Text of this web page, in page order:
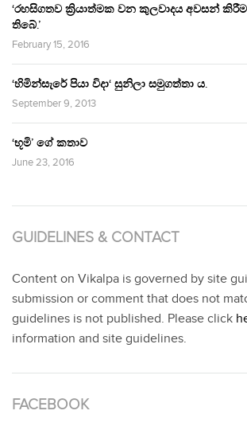
‘රහසිගතව ක්‍රියාත්මක වන කුලවාදය අවසන්
තිබේ.’
February 15, 2016
‘හිමින්සැරේ පියා විදා‘ සුනිලා සමුගත්තා ය.
September 9, 2013
‘භූමි’ ගේ කතාව
June 23, 2016
GUIDELINES & CONTACT
Content on Vikalpa is governed by site
submission or comment that does not
guidelines is not published. Please click
information and site guidelines.
FACEBOOK